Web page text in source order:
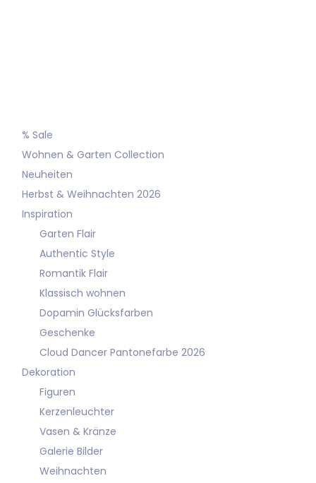
% Sale
Wohnen & Garten Collection
Neuheiten
Herbst & Weihnachten 2026
Inspiration
Garten Flair
Authentic Style
Romantik Flair
Klassisch wohnen
Dopamin Glücksfarben
Geschenke
Cloud Dancer Pantonefarbe 2026
Dekoration
Figuren
Kerzenleuchter
Vasen & Kränze
Galerie Bilder
Weihnachten